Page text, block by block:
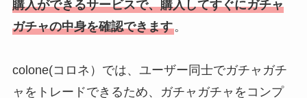
購入ができるサービスで、購入してすぐにガチャ
ガチャの中身を確認できます。
colone(コロネ）では、ユーザー同士でガチャガチ
ャをトレードできるため、ガチャガチャをコンプ